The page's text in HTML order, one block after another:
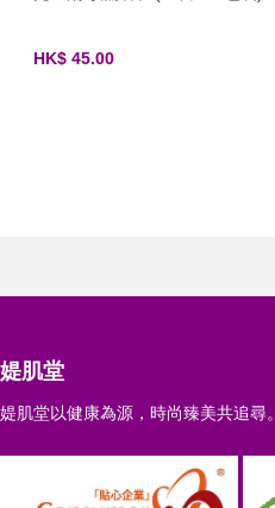
HK$ 45.00
媞肌堂
媞肌堂以健康為源，時尚臻美共追尋。